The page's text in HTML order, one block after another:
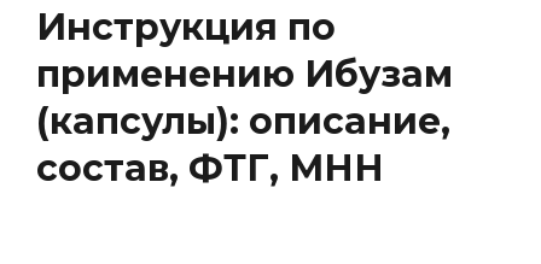
Инструкция по
применению Ибузам
(капсулы): описание,
состав, ФТГ, МНН